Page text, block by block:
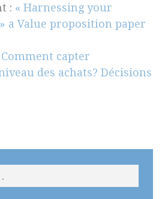
: « Harnessing your
a Value proposition paper
Comment capter
des achats? Décisions